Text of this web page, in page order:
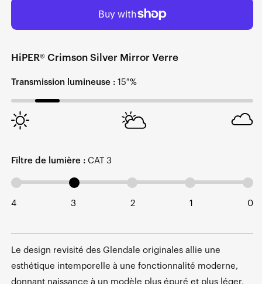
HiPER® Crimson Silver Mirror Verre
Transmission lumineuse : 15 %
Filtre de lumière : CAT 3
4 3 2 1 0
Le design revisité des Glendale originales allie une
esthétique intemporelle à une fonctionnalité moderne,
donnant naissance à un modèle plus épuré et plus léger,